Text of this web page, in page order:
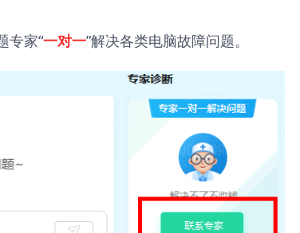
专家“一对一”解决各类电脑故障问题。